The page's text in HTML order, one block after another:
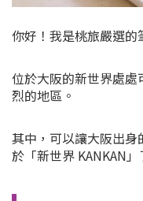
你好！我是桃旅嚴選
位於大阪的新世界處
烈的地區。
其中，可以讓大阪出
於「新世界 KANKAN」